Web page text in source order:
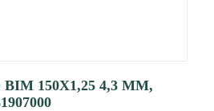
150X1,25 4,3 ММ,